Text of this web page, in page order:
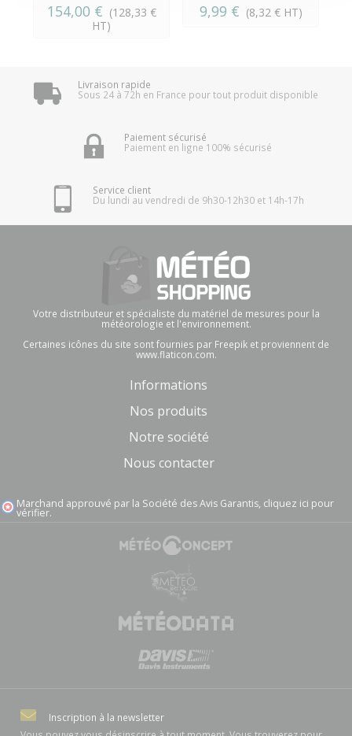
154,00 € (128,33 €
HT)
9,99 € (8,32 € HT)
Livraison rapide
Sous 24 à 72h en France pour tout produit disponible
Paiement sécurisé
Paiement en ligne 100% sécurisé
Service client
Du lundi au vendredi de 9h30-12h30 et 14h-17h
Votre distributeur et spécialiste du matériel de mesures pour la
météorologie et l'environnement.
Certaines icônes du site sont fournies par Freepik et proviennent de
www.flaticon.com.
Informations
Nos produits
Notre société
Nous contacter
Marchand approuvé par la Société des Avis Garantis, cliquez ici pour
vérifier.
Inscription à la newsletter